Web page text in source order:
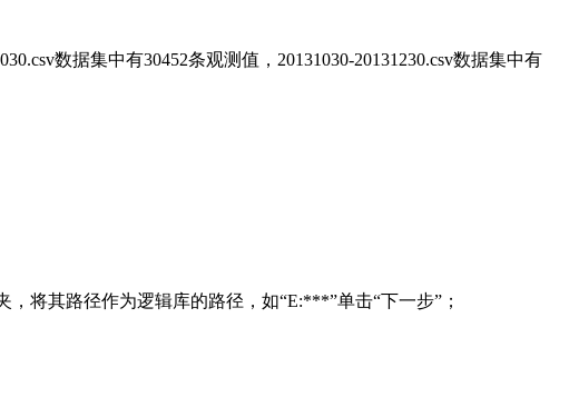
数据集中有30452条观测值 ，20131030-20131230.csv数据集中有
，将其路径作为逻辑库的路径，如“E:***”单击“下一步”；